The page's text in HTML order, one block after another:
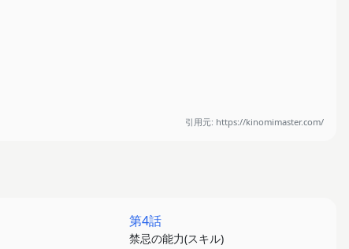
引用元: https://kinomimaster.com/
第4話
禁忌の能力(スキル)